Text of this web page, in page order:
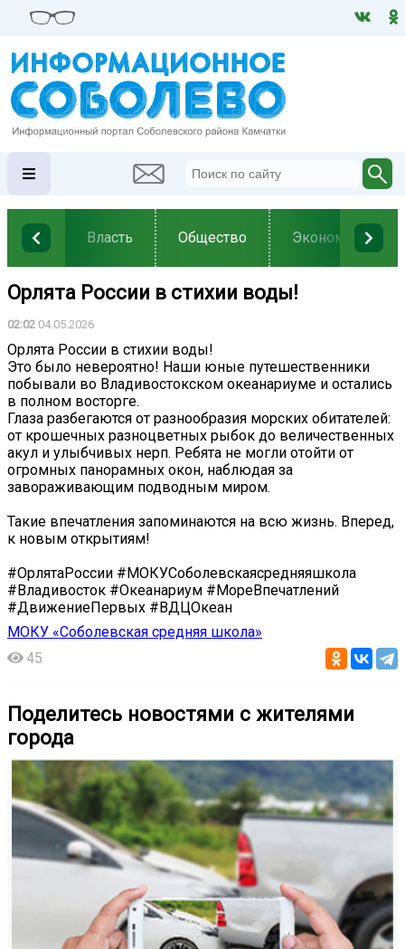
Власть Общество Экономика
Орлята России в стихии воды!
02:02 04.05.2026
Орлята России в стихии воды!
Это было невероятно! Наши юные путешественники
побывали во Владивостокском океанариуме и остались
в полном восторге.
Глаза разбегаются от разнообразия морских обитателей:
от крошечных разноцветных рыбок до величественных
акул и улыбчивых нерп. Ребята не могли отойти от
огромных панорамных окон, наблюдая за
завораживающим подводным миром.
Такие впечатления запоминаются на всю жизнь. Вперед,
к новым открытиям!
#ОрлятаРоссии #МОКУСоболевскаясредняяшкола
#Владивосток #Океанариум #МореВпечатлений
#ДвижениеПервых #ВДЦОкеан
МОКУ «Соболевская средняя школа»
45
Поделитесь новостями с жителями
города